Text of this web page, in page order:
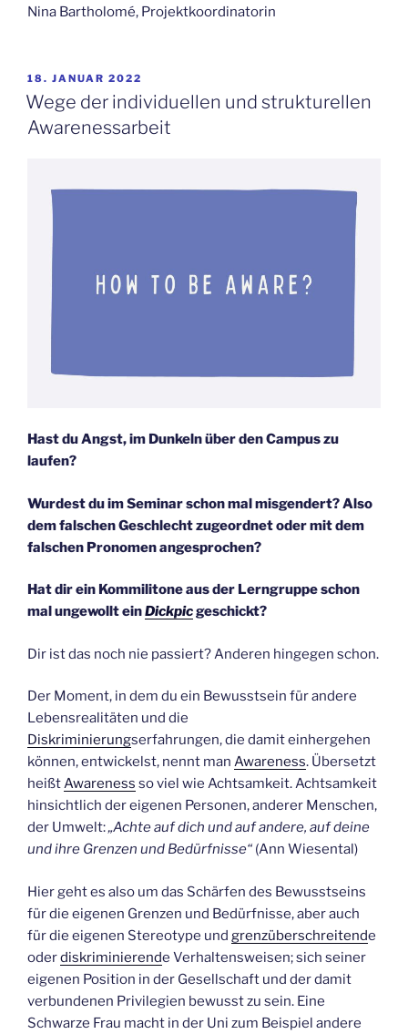
Nina Bartholomé, Projektkoordinatorin
VERÖFFENTLICHT
AM
18. JANUAR 2022
Wege der individuellen und strukturellen
Awarenessarbeit
Hast du Angst, im Dunkeln über den Campus zu
laufen?
Wurdest du im Seminar schon mal misgendert? Also
dem falschen Geschlecht zugeordnet oder mit dem
falschen Pronomen angesprochen?
Hat dir ein Kommilitone aus der Lerngruppe schon
mal ungewollt einDickpicgeschickt?
Dir ist das noch nie passiert? Anderen hingegen schon.
Der Moment, in dem du ein Bewusstsein für andere
Lebensrealitäten und die
Diskriminierungserfahrungen, die damit einhergehen
können, entwickelst, nennt man Awareness. Übersetzt
heißtAwareness so viel wie Achtsamkeit. Achtsamkeit
hinsichtlich der eigenen Personen, anderer Menschen,
der Umwelt:„Achte auf dich und auf andere, auf deine
und ihre Grenzen und Bedürfnisse“ (Ann Wiesental)
Hier geht es also um das Schärfen des Bewusstseins
für die eigenen Grenzen und Bedürfnisse, aber auch
für die eigenen Stereotype und grenzüberschreitende
oderdiskriminierende Verhaltensweisen; sich seiner
eigenen Position in der Gesellschaft und der damit
verbundenen Privilegien bewusst zu sein. Eine
Schwarze Frau macht in der Uni zum Beispiel andere